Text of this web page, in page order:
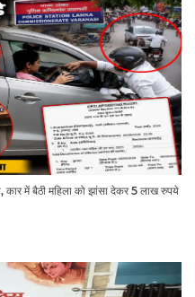
में बैठी महिला को झांसा देकर 5 लाख रुपये